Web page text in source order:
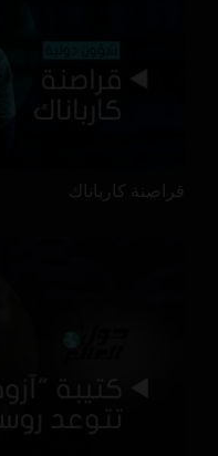
قراصنة كارباناك